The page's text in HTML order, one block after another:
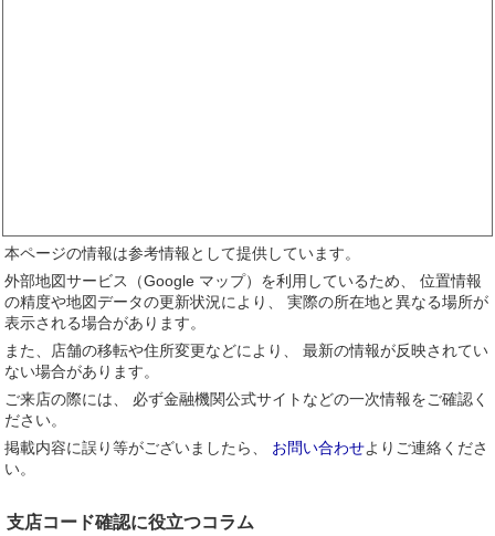
本ページの情報は参考情報として提供しています。
外部地図サービス（Google マップ）を利用しているため、 位置情報
の精度や地図データの更新状況により、 実際の所在地と異なる場所が
表示される場合があります。
また、店舗の移転や住所変更などにより、 最新の情報が反映されてい
ない場合があります。
ご来店の際には、 必ず金融機関公式サイトなどの一次情報をご確認く
ださい。
掲載内容に誤り等がございましたら、 お問い合わせよりご連絡くださ
い。
支店コード確認に役立つコラム